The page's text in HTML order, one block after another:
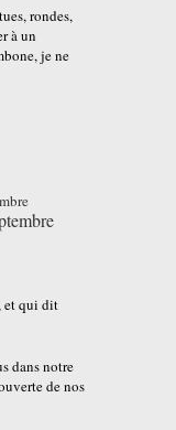
rondes,
à un
je ne
et qui dit
dans notre
de nos